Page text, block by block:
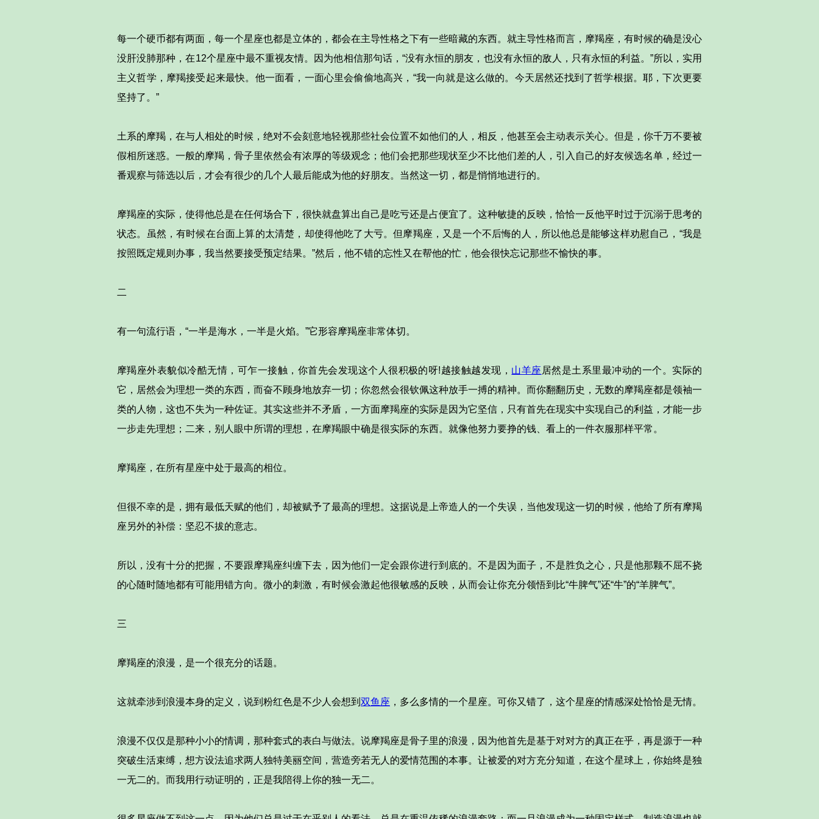
每一个硬币都有两面，每一个星座也都是立体的，都会在主导性格之下有一些暗藏的东西。就主导性格而言，摩羯座，有时候的确是没心
没肝没肺那种，在12个星座中最不重视友情。因为他相信那句话，“没有永恒的朋友，也没有永恒的敌人，只有永恒的利益。”所以，实用
主义哲学，摩羯接受起来最快。他一面看，一面心里会偷偷地高兴，“我一向就是这么做的。今天居然还找到了哲学根据。耶，下次更要
坚持了。”
土系的摩羯，在与人相处的时候，绝对不会刻意地轻视那些社会位置不如他们的人，相反，他甚至会主动表示关心。但是，你千万不要被
假相所迷惑。一般的摩羯，骨子里依然会有浓厚的等级观念；他们会把那些现状至少不比他们差的人，引入自己的好友候选名单，经过一
番观察与筛选以后，才会有很少的几个人最后能成为他的好朋友。当然这一切，都是悄悄地进行的。
摩羯座的实际，使得他总是在任何场合下，很快就盘算出自己是吃亏还是占便宜了。这种敏捷的反映，恰恰一反他平时过于沉溺于思考的
状态。虽然，有时候在台面上算的太清楚，却使得他吃了大亏。但摩羯座，又是一个不后悔的人，所以他总是能够这样劝慰自己，“我是
按照既定规则办事，我当然要接受预定结果。”然后，他不错的忘性又在帮他的忙，他会很快忘记那些不愉快的事。
二
有一句流行语，“一半是海水，一半是火焰。”它形容摩羯座非常体切。
摩羯座外表貌似冷酷无情，可乍一接触，你首先会发现这个人很积极的呀!越接触越发现， 山羊座 居然是土系里最冲动的一个。实际的
它，居然会为理想一类的东西，而奋不顾身地放弃一切；你忽然会很钦佩这种放手一搏的精神。而你翻翻历史，无数的摩羯座都是领袖一
类的人物，这也不失为一种佐证。其实这些并不矛盾，一方面摩羯座的实际是因为它坚信，只有首先在现实中实现自己的利益，才能一步
一步走先理想；二来，别人眼中所谓的理想，在摩羯眼中确是很实际的东西。就像他努力要挣的钱、看上的一件衣服那样平常。
摩羯座，在所有星座中处于最高的相位。
但很不幸的是，拥有最低天赋的他们，却被赋予了最高的理想。这据说是上帝造人的一个失误，当他发现这一切的时候，他给了所有摩羯
座另外的补偿：坚忍不拔的意志。
所以，没有十分的把握，不要跟摩羯座纠缠下去，因为他们一定会跟你进行到底的。不是因为面子，不是胜负之心，只是他那颗不屈不挠
的心随时随地都有可能用错方向。微小的刺激，有时候会激起他很敏感的反映，从而会让你充分领悟到比“牛脾气”还“牛”的“羊脾气”。
三
摩羯座的浪漫，是一个很充分的话题。
这就牵涉到浪漫本身的定义，说到粉红色是不少人会想到 双鱼座 ，多么多情的一个星座。可你又错了，这个星座的情感深处恰恰是无情。
浪漫不仅仅是那种小小的情调，那种套式的表白与做法。说摩羯座是骨子里的浪漫，因为他首先是基于对对方的真正在乎，再是源于一种
突破生活束缚，想方设法追求两人独特美丽空间，营造旁若无人的爱情范围的本事。让被爱的对方充分知道，在这个星球上，你始终是独
一无二的。而我用行动证明的，正是我陪得上你的独一无二。